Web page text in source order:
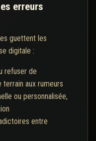
erreurs
guettent les
digitale :
refuser de
terrain aux rumeurs
ou personnalisée,
entre